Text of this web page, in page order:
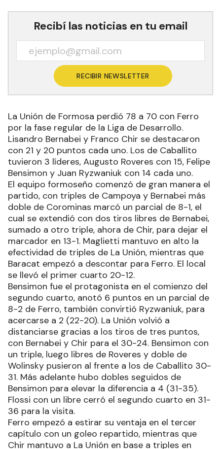
Recibí las noticias en tu email
RECIBIR NEWSLETTER
La Unión de Formosa perdió 78 a 70 con Ferro
por la fase regular de la Liga de Desarrollo.
Lisandro Bernabei y Franco Chir se destacaron
con 21 y 20 puntos cada uno. Los de Caballito
tuvieron 3 líderes, Augusto Roveres con 15, Felipe
Bensimon y Juan Ryzwaniuk con 14 cada uno.
El equipo formoseño comenzó de gran manera el
partido, con triples de Campoya y Bernabei más
doble de Corominas marcó un parcial de 8-1, el
cual se extendió con dos tiros libres de Bernabei,
sumado a otro triple, ahora de Chir, para dejar el
marcador en 13-1. Maglietti mantuvo en alto la
efectividad de triples de La Unión, mientras que
Baracat empezó a descontar para Ferro. El local
se llevó el primer cuarto 20-12.
Bensimon fue el protagonista en el comienzo del
segundo cuarto, anotó 6 puntos en un parcial de
8-2 de Ferro, también convirtió Ryzwaniuk, para
acercarse a 2 (22-20). La Unión volvió a
distanciarse gracias a los tiros de tres puntos,
con Bernabei y Chir para el 30-24. Bensimon con
un triple, luego libres de Roveres y doble de
Wolinsky pusieron al frente a los de Caballito 30-
31. Más adelante hubo dobles seguidos de
Bensimon para elevar la diferencia a 4 (31-35).
Flossi con un libre cerró el segundo cuarto en 31-
36 para la visita.
Ferro empezó a estirar su ventaja en el tercer
capítulo con un goleo repartido, mientras que
Chir mantuvo a La Unión en base a triples en